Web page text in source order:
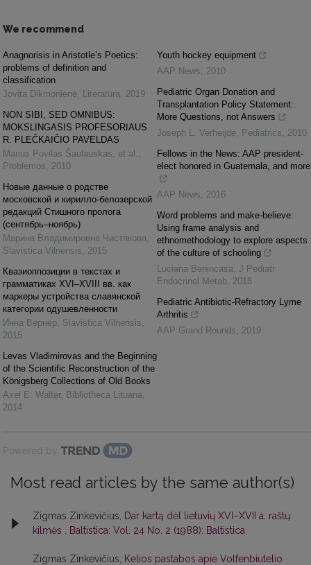
We recommend
Anagnorisis in Aristotle’s Poetics:
problems of definition and
classification
Jovita Dikmonienė
Literatūra
2019
NON SIBI, SED OMNIBUS:
MOKSLINGASIS PROFESORIAUS
R. PLEČKAIČIO PAVELDAS
Marius Povilas Šaulauskas, et al.
Problemos
2010
Новые данные о родстве
московской и кирилло-белозерской
редакций Стишного пролога
(сентябрь–ноябрь)
Марина Владимировна Чистякова
Slavistica Vilnensis
2015
Квазиоппозиции в текстах и
грамматиках XVI–XVIII вв. как
маркеры устройства славянской
категории одушевленности
Инна Вернер Slavistica Vilnensis
2015
Levas Vladimirovas and the Beginning
of the Scientific Reconstruction of the
Königsberg Collections of Old Books
Axel E. Walter, Bibliotheca Lituana
2014
Youth hockey equipment
AAP News
2010
Pediatric Organ Donation and
Transplantation Policy Statement:
More Questions, not Answers
Joseph L. Verheijde
Pediatrics
2010
Fellows in the News: AAP president-
elect honored in Guatemala, and more
AAP News
2016
Word problems and make-believe:
Using frame analysis and
ethnomethodology to explore aspects
of the culture of schooling
Luciana Benincasa J Pediatr
Endocrinol Metab 2018
Pediatric Antibiotic-Refractory Lyme
Arthritis
AAP Grand Rounds
2019
Powered by
Most read articles by the same author(s)
Zigmas Zinkevičius,
Dar kartą dėl lietuvių XVI–XVII a. raštų
kilmės
Baltistica: Vol. 24 No. 2 (1988): Baltistica
Zigmas Zinkevičius,
Kelios pastabos apie Volfenbiutelio